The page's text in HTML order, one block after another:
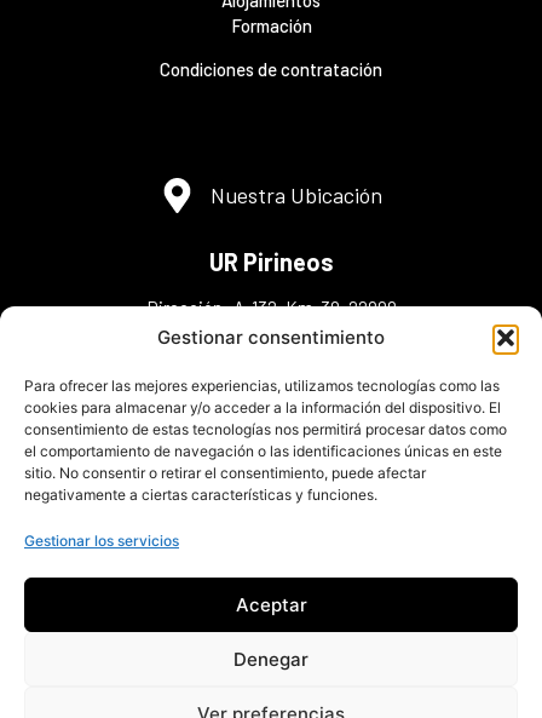
Gestionar consentimiento
Para ofrecer las mejores experiencias, utilizamos tecnologías como las
cookies para almacenar y/o acceder a la información del dispositivo. El
consentimiento de estas tecnologías nos permitirá procesar datos como
el comportamiento de navegación o las identificaciones únicas en este
sitio. No consentir o retirar el consentimiento, puede afectar
negativamente a ciertas características y funciones.
Gestionar los servicios
Aceptar
Denegar
Ver preferencias
Formación
Condiciones de contratación
Nuestra Ubicación
UR Pirineos
Dirección: A-132, Km. 38, 22808
Murillo de Gállego ,Zaragoza
Teléfonos: (+34) 974 38 30 48
(+34) 606 36 30 43(+34) 648 98 45 95
info@urpirineos.es